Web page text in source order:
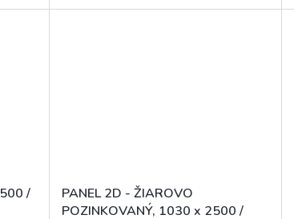
/
PANEL 2D - ŽIAROVO
POZINKOVANÝ, 1030 x 2500 /